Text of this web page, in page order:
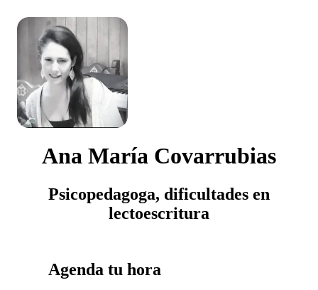
Ana María Covarrubias
Psicopedagoga, dificultades en
lectoescritura
Agenda tu hora